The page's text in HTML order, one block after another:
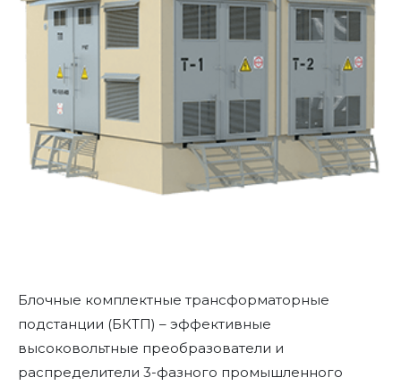
Блочные комплектные трансформаторные
подстанции (БКТП) – эффективные
высоковольтные преобразователи и
распределители 3-фазного промышленного